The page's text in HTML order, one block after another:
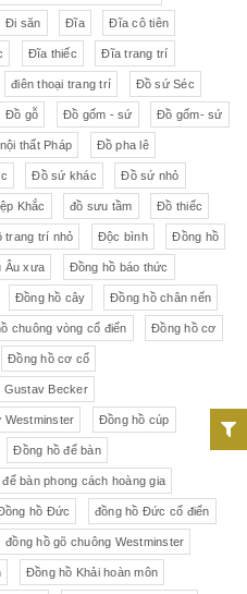
Đi săn Đĩa Đĩa cô tiên
Đĩa thiếc Đĩa trang trí
điên thoại trang trí Đồ sứ Séc
Đồ gỗ Đồ gốm - sứ Đồ gốm- sứ
thất Pháp Đồ pha lê
Đồ sứ khác Đồ sứ nhỏ
Khắc đồ sưu tầm Đồ thiếc
trang trí nhỏ Độc bình Đồng hồ
Âu xưa Đồng hồ báo thức
Đồng hồ cây Đồng hồ chân nến
chuông vòng cổ điển Đồng hồ cơ
Đồng hồ cơ cổ
Gustav Becker
Westminster Đồng hồ cúp
Đồng hồ để bàn
bàn phong cách hoàng gia
hồ Đức đồng hồ Đức cổ điển
đồng hồ gõ chuông Westminster
Đồng hồ Khải hoàn môn